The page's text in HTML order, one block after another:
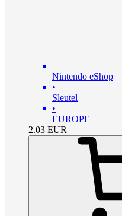
Nintendo eShop
•
Sleutel
•
EUROPE
2.03 EUR